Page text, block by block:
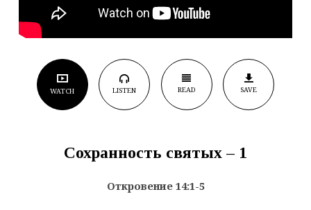
WATCH LISTEN READ SAVE
Сохранность святых – 1
Откровение 14:1-5